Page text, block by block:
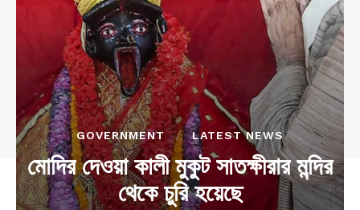
GOVERNMENT LATEST NEWS
মোদির দেওয়া কালী মুকুট সাতক্ষীরার মন্দির
থেকে চুরি হয়েছে